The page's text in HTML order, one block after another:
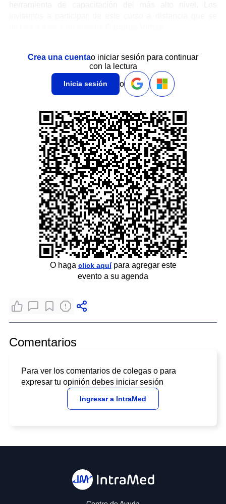
Crea una cuentao iniciar sesión para continuar
con la lectura
Inicia sesión o
O haga click aquípara agregar este
evento a su agenda
Comentarios
Para ver los comentarios de colegas o para
expresar tu opinión debes iniciar sesión
Ingresar a IntraMed